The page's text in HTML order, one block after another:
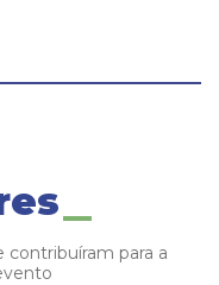
contribuíram para a